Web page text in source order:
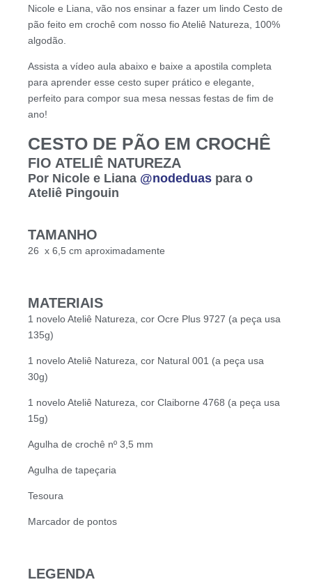
Nicole e Liana, vão nos ensinar a fazer um lindo Cesto de
pão feito em crochê com nosso fio Ateliê Natureza, 100%
algodão.
Assista a vídeo aula abaixo e baixe a apostila completa
para aprender esse cesto super prático e elegante,
perfeito para compor sua mesa nessas festas de fim de
ano!
CESTO DE PÃO EM CROCHÊ
FIO ATELIÊ NATUREZA
Por Nicole e Liana @nodeduas para o
Ateliê Pingouin
TAMANHO
26 x 6,5 cm aproximadamente
MATERIAIS
1 novelo Ateliê Natureza, cor Ocre Plus 9727 (a peça usa
135g)
1 novelo Ateliê Natureza, cor Natural 001 (a peça usa
30g)
1 novelo Ateliê Natureza, cor Claiborne 4768 (a peça usa
15g)
Agulha de crochê nº 3,5 mm
Agulha de tapeçaria
Tesoura
Marcador de pontos
LEGENDA